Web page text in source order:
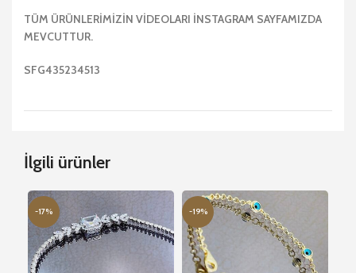
TÜM ÜRÜNLERİMİZİN VİDEOLARI İNSTAGRAM SAYFAMIZDA
MEVCUTTUR.
SFG435234513
İlgili ürünler
-17% -19%